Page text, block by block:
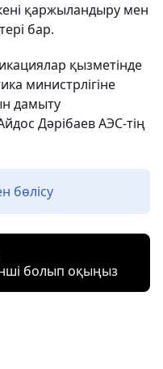
қаржыландыру мен
бар.
қызметінде
министрлігіне
дамыту
Дәрібаев АЭС-тің
бөлісу
болып оқыңыз